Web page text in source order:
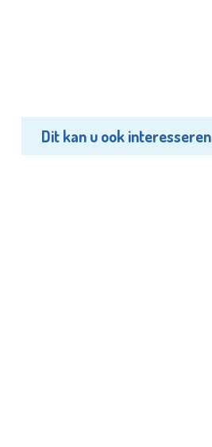
Dit kan u ook interesseren